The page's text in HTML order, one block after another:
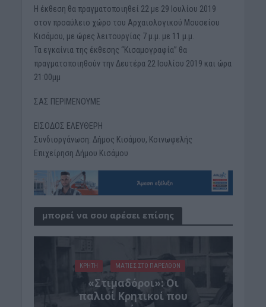
Η έκθεση θα πραγματοποιηθεί 22 με 29 Ιουλίου 2019
στον προαύλειο χώρο του Αρχαιολογικού Μουσείου
Κισάμου, με ώρες λειτουργίας 7 μ.μ. με 11 μ.μ.
Τα εγκαίνια της έκθεσης “Κισαμογραφία” θα
πραγματοποιηθούν την Δευτέρα 22 Ιουλίου 2019 και ώρα
21:00μμ
ΣΑΣ ΠΕΡΙΜΕΝΟΥΜΕ
ΕΙΣΟΔΟΣ ΕΛΕΥΘΕΡΗ
Συνδιοργάνωση: Δήμος Κισάμου, Κοινωφελής
Επιχείρηση Δήμου Κισάμου
μπορεί να σου αρέσει επίσης
ΚΡΗΤΗ ΜΑΤΙΕΣ ΣΤΟ ΠΑΡΕΛΘΟΝ
«Στιμαδόροι»: Οι
παλιοί Κρητικοί που